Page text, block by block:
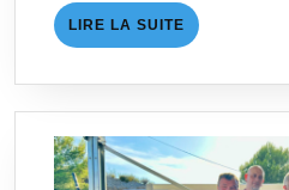
LIRE LA SUITE LIRE
LA